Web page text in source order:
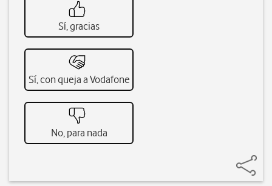
Sí, gracias
Sí, con queja a Vodafone
No, para nada